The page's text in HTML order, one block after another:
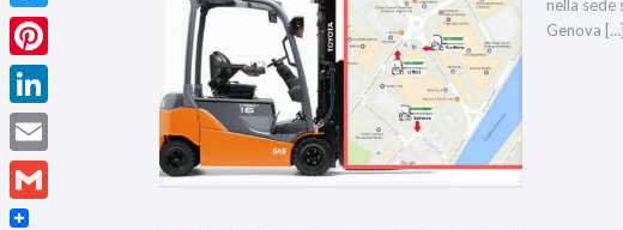
nella
Genova […]
Twitter
Pinterest
LinkedIn
Email
Gmail